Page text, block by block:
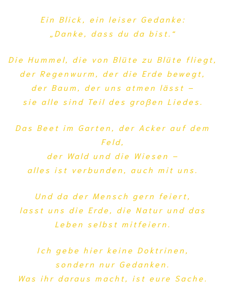
Ein Blick, ein leiser Gedanke:
„Danke, dass du da bist.“
Die Hummel, die von Blüte zu Blüte fliegt,
der Regenwurm, der die Erde bewegt,
der Baum, der uns atmen lässt –
sie alle sind Teil des großen Liedes.
Das Beet im Garten, der Acker auf dem
Feld,
der Wald und die Wiesen –
alles ist verbunden, auch mit uns.
Und da der Mensch gern feiert,
lasst uns die Erde, die Natur und das
Leben selbst mitfeiern.
Ich gebe hier keine Doktrinen,
sondern nur Gedanken.
Was ihr daraus macht, ist eure Sache.